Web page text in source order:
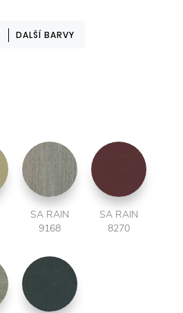
DALŠÍ BARVY
SA RAIN
9168
SA RAIN
8270